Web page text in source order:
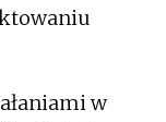
w